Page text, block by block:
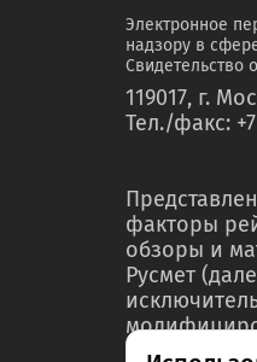
Электронное
надзору в
Свидетельство
119017, г.
Тел./факс:
факторы
обзоры и
Русмет
любой